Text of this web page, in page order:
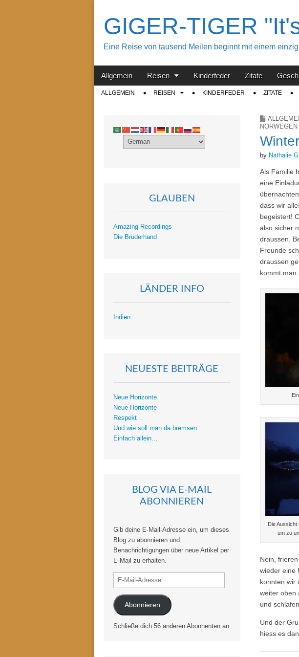
GIGER-TIGER
Eine Reise von tausend Meilen beginnt mit einem
Main
Skip
content
Allgemein Reisen Kinderfeder Zitate
SubALLGEMEIN REISEN KINDERFEDER ZITATE
NORWEGEN
by Nathalie
Als Familie
eine
dass wir
begeistert!
also sicher
draussen.
Freunde
draussen
kommt man
Die
um zu
Nein,
wieder eine
konnten wir
weiter oben
und
Und der
hiess es
GLAUBEN
Amazing Recordings
Die Bruderhand
LÄNDER INFO
Indien
NEUESTE BEITRÄGE
Neue Horizonte
Neue Horizonte
Respekt…
Und wie soll man da bremsen…
Einfach allein…
BLOG VIA E-MAIL
ABONNIEREN
Gib deine E-Mail-Adresse ein, um dieses
Blog zu abonnieren und
Benachrichtigungen über neue Artikel per
E-Mail zu erhalten.
E-
Mail-
Adresse
Abonnieren
Schließe dich 56 anderen Abonnenten an